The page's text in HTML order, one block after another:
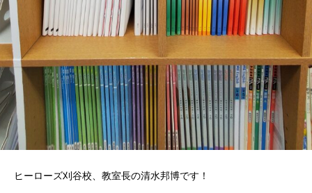
ヒーローズ刈谷校、教室長の清水邦博です！